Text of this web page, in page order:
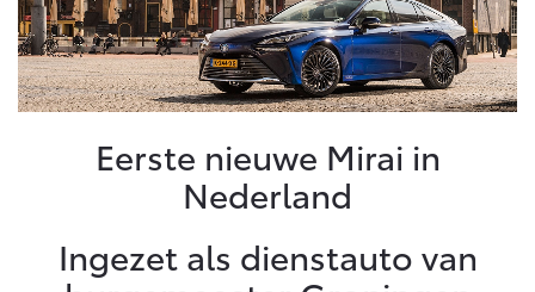
Ons bedrijf
Geschiedenis
Sponsoring
Contact en Route
Klantbeoordelingen
Aygo X
HYBRIDE
Vanaf € 23.750,-
Yaris
HYBRIDE
Vanaf € 27.195,-
Occasions
Diensten
Eerste nieuwe Mirai in
Nederland
Ingezet als dienstauto van